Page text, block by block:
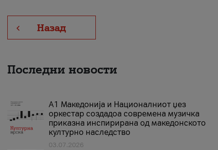
Назад
Последни новости
А1 Македонија и Националниот џез
оркестар создадоа современа музичка
приказна инспирирана од македонското
културно наследство
03.07.2026